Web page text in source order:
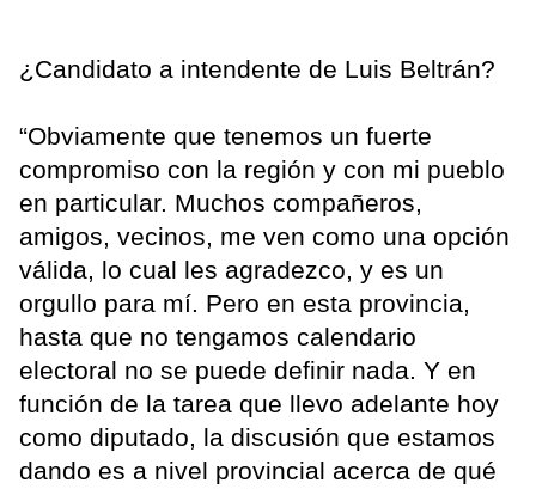
¿Candidato a intendente de Luis Beltrán?
“Obviamente que tenemos un fuerte
compromiso con la región y con mi pueblo
en particular. Muchos compañeros,
amigos, vecinos, me ven como una opción
válida, lo cual les agradezco, y es un
orgullo para mí. Pero en esta provincia,
hasta que no tengamos calendario
electoral no se puede definir nada. Y en
función de la tarea que llevo adelante hoy
como diputado, la discusión que estamos
dando es a nivel provincial acerca de qué